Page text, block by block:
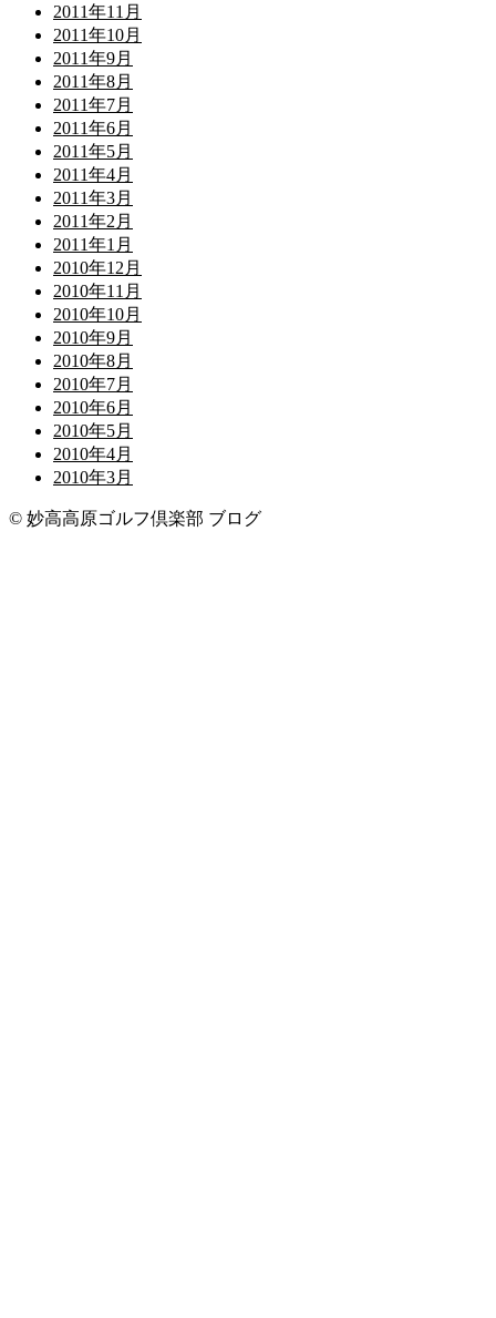
2011年11月
2011年10月
2011年9月
2011年8月
2011年7月
2011年6月
2011年5月
2011年4月
2011年3月
2011年2月
2011年1月
2010年12月
2010年11月
2010年10月
2010年9月
2010年8月
2010年7月
2010年6月
2010年5月
2010年4月
2010年3月
© 妙高高原ゴルフ倶楽部 ブログ